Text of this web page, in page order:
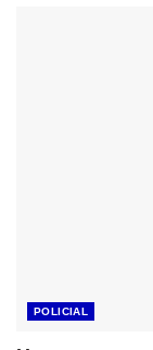
POLICIAL